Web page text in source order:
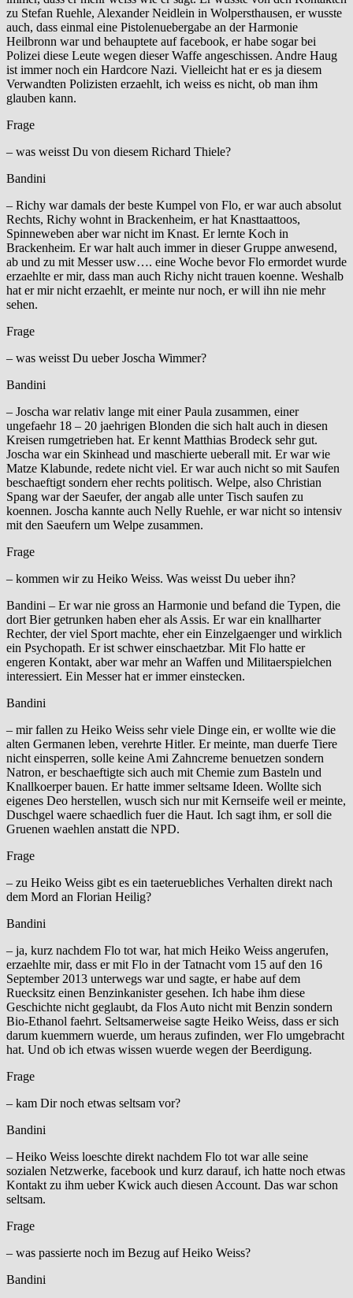
zu Stefan Ruehle, Alexander Neidlein in Wolpersthausen, er wusste
auch, dass einmal eine Pistolenuebergabe an der Harmonie
Heilbronn war und behauptete auf facebook, er habe sogar bei
Polizei diese Leute wegen dieser Waffe angeschissen. Andre Haug
ist immer noch ein Hardcore Nazi. Vielleicht hat er es ja diesem
Verwandten Polizisten erzaehlt, ich weiss es nicht, ob man ihm
glauben kann.
Frage
– was weisst Du von diesem Richard Thiele?
Bandini
– Richy war damals der beste Kumpel von Flo, er war auch absolut
Rechts, Richy wohnt in Brackenheim, er hat Knasttaattoos,
Spinneweben aber war nicht im Knast. Er lernte Koch in
Brackenheim. Er war halt auch immer in dieser Gruppe anwesend,
ab und zu mit Messer usw…. eine Woche bevor Flo ermordet wurde
erzaehlte er mir, dass man auch Richy nicht trauen koenne. Weshalb
hat er mir nicht erzaehlt, er meinte nur noch, er will ihn nie mehr
sehen.
Frage
– was weisst Du ueber Joscha Wimmer?
Bandini
– Joscha war relativ lange mit einer Paula zusammen, einer
ungefaehr 18 – 20 jaehrigen Blonden die sich halt auch in diesen
Kreisen rumgetrieben hat. Er kennt Matthias Brodeck sehr gut.
Joscha war ein Skinhead und maschierte ueberall mit. Er war wie
Matze Klabunde, redete nicht viel. Er war auch nicht so mit Saufen
beschaeftigt sondern eher rechts politisch. Welpe, also Christian
Spang war der Saeufer, der angab alle unter Tisch saufen zu
koennen. Joscha kannte auch Nelly Ruehle, er war nicht so intensiv
mit den Saeufern um Welpe zusammen.
Frage
– kommen wir zu Heiko Weiss. Was weisst Du ueber ihn?
Bandini – Er war nie gross an Harmonie und befand die Typen, die
dort Bier getrunken haben eher als Assis. Er war ein knallharter
Rechter, der viel Sport machte, eher ein Einzelgaenger und wirklich
ein Psychopath. Er ist schwer einschaetzbar. Mit Flo hatte er
engeren Kontakt, aber war mehr an Waffen und Militaerspielchen
interessiert. Ein Messer hat er immer einstecken.
Bandini
– mir fallen zu Heiko Weiss sehr viele Dinge ein, er wollte wie die
alten Germanen leben, verehrte Hitler. Er meinte, man duerfe Tiere
nicht einsperren, solle keine Ami Zahncreme benuetzen sondern
Natron, er beschaeftigte sich auch mit Chemie zum Basteln und
Knallkoerper bauen. Er hatte immer seltsame Ideen. Wollte sich
eigenes Deo herstellen, wusch sich nur mit Kernseife weil er meinte,
Duschgel waere schaedlich fuer die Haut. Ich sagt ihm, er soll die
Gruenen waehlen anstatt die NPD.
Frage
– zu Heiko Weiss gibt es ein taeteruebliches Verhalten direkt nach
dem Mord an Florian Heilig?
Bandini
– ja, kurz nachdem Flo tot war, hat mich Heiko Weiss angerufen,
erzaehlte mir, dass er mit Flo in der Tatnacht vom 15 auf den 16
September 2013 unterwegs war und sagte, er habe auf dem
Ruecksitz einen Benzinkanister gesehen. Ich habe ihm diese
Geschichte nicht geglaubt, da Flos Auto nicht mit Benzin sondern
Bio-Ethanol faehrt. Seltsamerweise sagte Heiko Weiss, dass er sich
darum kuemmern wuerde, um heraus zufinden, wer Flo umgebracht
hat. Und ob ich etwas wissen wuerde wegen der Beerdigung.
Frage
– kam Dir noch etwas seltsam vor?
Bandini
– Heiko Weiss loeschte direkt nachdem Flo tot war alle seine
sozialen Netzwerke, facebook und kurz darauf, ich hatte noch etwas
Kontakt zu ihm ueber Kwick auch diesen Account. Das war schon
seltsam.
Frage
– was passierte noch im Bezug auf Heiko Weiss?
Bandini